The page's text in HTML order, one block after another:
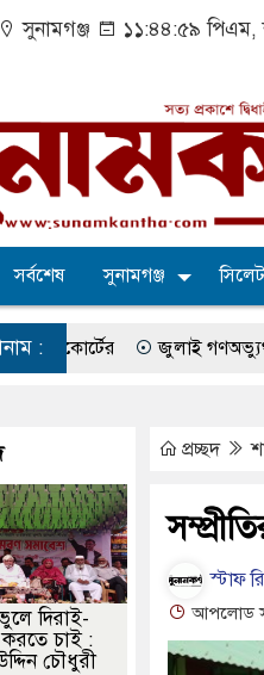
সুনামগঞ্জ ১১:৪৪:৫৯ পিএম,
সর্বশেষ সুনামগঞ্জ সিলেট
: জুলাই গণঅভ্যুত্থান দিবস
আজ জুলাই গণঅভ্যুত্থান
প্রশাসনিক ভবনের উদ্বোধন
৪৮ জন আসামি পূবালী
জীবনের ঝুঁকি, নিরাপদ নৌযান
জামালগঞ্জে হামলার অভিযোগে
প্রচ্ছদ
স্টাফ
আপলোড
দিরাই-
করতে চাই :
চৌধুরী